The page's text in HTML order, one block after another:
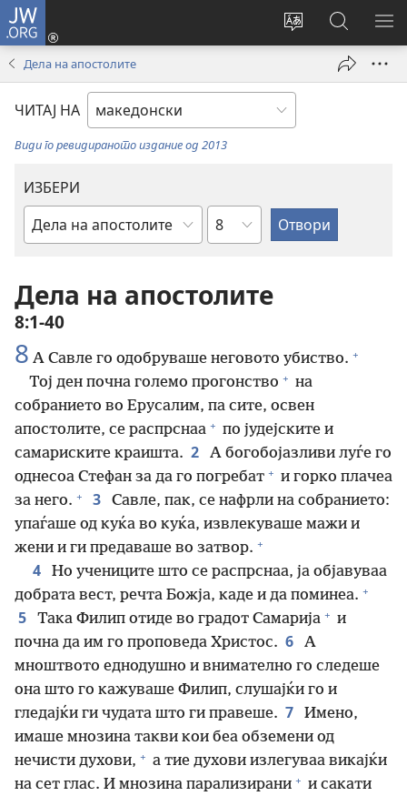
JW.ORG
Смени
јазикот
на
страницата
Најави
се
window)
на
JW.ORG/
Дела на апостолите
ЧИТАЈ НА
Види го ревидираното издание од 2013
ИЗБЕРИ
Библиска
Поглавје
Дела на апостолите
8:1-40
8 А Савле го одобруваше неговото убиство. +
Тој ден почна големо прогонство + на
собранието во Ерусалим, па сите, освен
апостолите, се распрснаа + по јудејските и
самариските краишта. 2
А богобојазливи луѓе го
однесоа Стефан за да го погребат + и горко плачеа
за него. + 3
Савле, пак, се нафрли на собранието:
упаѓаше од куќа во куќа, извлекуваше мажи и
жени и ги предаваше во затвор. +
4
Но учениците што се распрснаа, ја објавуваа
добрата вест, речта Божја, каде и да поминеа. +
5 Така Филип отиде во градот Самарија + и
почна да им го проповеда Христос. 6
А
мноштвото еднодушно и внимателно го следеше
она што го кажуваше Филип, слушајќи го и
гледајќи ги чудата што ги правеше. 7
Имено,
имаше мнозина такви кои беа обземени од
нечисти духови, + а тие духови излегуваа викајќи
на сет глас. И мнозина парализирани + и сакати